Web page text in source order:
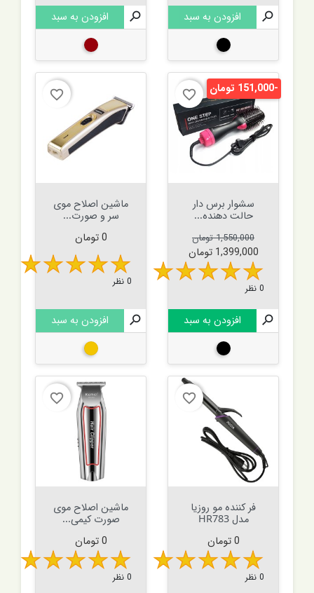

افزودن به سبد
مشکی

افزودن به سبد
زرشکی
favorite_border
سشوار برس دار
حالت دهنده...
قیمت عادی
1,550,000 تومان
قیمت
1,399,000 تومان
0 نظر

افزودن به سبد
مشکی
-151,000 تومان favorite_border
ماشین اصلاح موی
سر و صورت...
قیمت
0 تومان
0 نظر

افزودن به سبد
طلایی
favorite_border
فر کننده مو روزیا
مدل HR783
قیمت
0 تومان
0 نظر
favorite_border
ماشین اصلاح موی
صورت کیمی...
قیمت
0 تومان
0 نظر